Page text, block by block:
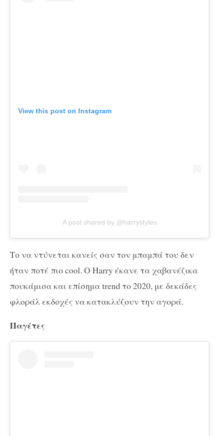
View this post on Instagram
A post shared by @harrystyles
Το να ντύνεται κανείς σαν τον μπαμπά του δεν
ήταν ποτέ πιο cool. Ο Harry έκανε τα χαβανέζικα
πουκάμισα και επίσημα trend το 2020, με δεκάδες
φλοράλ εκδοχές να κατακλύζουν την αγορά.
Παγέτες